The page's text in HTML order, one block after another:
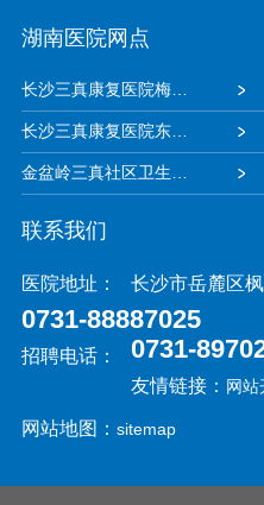
湖南医院网点
长沙三真康复医院梅溪湖院区
长沙三真康复医院东风路院区
金盆岭三真社区卫生服务中心
联系我们
医院地址： 长沙市岳麓区
0731-88887025
招聘电话： 0731-
友情链接： 网站
网站地图： sitemap